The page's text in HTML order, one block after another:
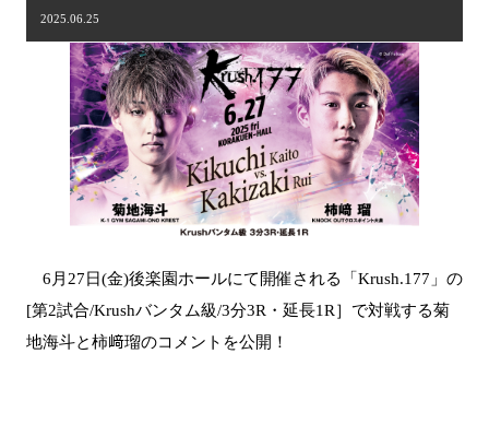
2025.06.25
6月27日(金)後楽園ホールにて開催される「Krush.177」の
[第2試合/Krushバンタム級/3分3R・延長1R］で対戦する菊
地海斗と柿﨑瑠のコメントを公開！